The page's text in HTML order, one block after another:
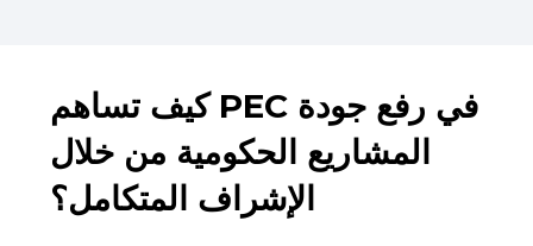
كيف تساهم PEC في رفع جودة
المشاريع الحكومية من خلال
الإشراف المتكامل؟